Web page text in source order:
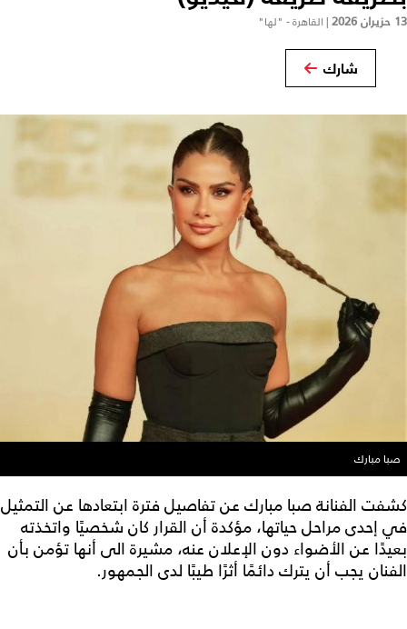
13 حزيران 2026 | القاهرة - "لها"
شارك
صبا مبارك
كشفت الفنانة صبا مبارك عن تفاصيل فترة ابتعادها عن التمثيل
في إحدى مراحل حياتها، مؤكدة أن القرار كان شخصيًا واتخذته
بعيدًا عن الأضواء دون الإعلان عنه، مشيرة الى أنها تؤمن بأن
الفنان يجب أن يترك دائمًا أثرًا طيبًا لدى الجمهور.